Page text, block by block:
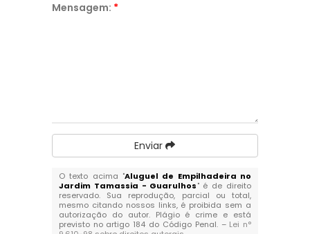
Mensagem: *
Enviar
O texto acima "Aluguel de Empilhadeira no
Jardim Tamassia - Guarulhos" é de direito
reservado. Sua reprodução, parcial ou total,
mesmo citando nossos links, é proibida sem a
autorização do autor. Plágio é crime e está
previsto no artigo 184 do Código Penal. – Lei n°